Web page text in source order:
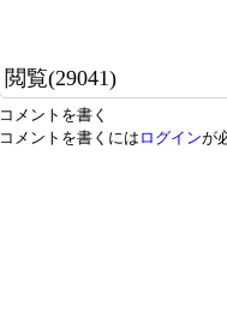
閲覧(29041)
コメントを書く
コメントを書くには ログインが